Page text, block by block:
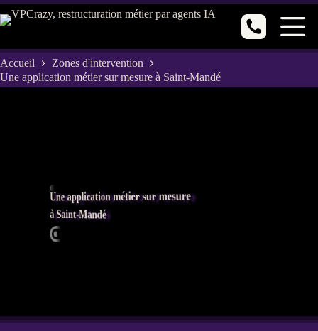
Passer
au
Accueil
Zones d'intervention
Une application métier sur mesure à Saint-Mandé
Une application métier sur mesure
à Saint-Mandé